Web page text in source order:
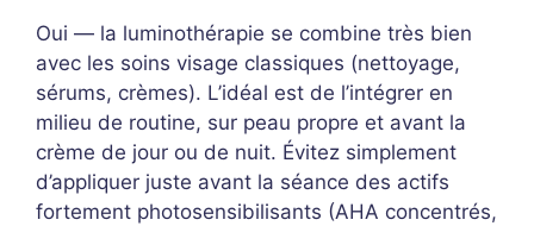
Oui — la luminothérapie se combine très bien
avec les soins visage classiques (nettoyage,
sérums, crèmes). L’idéal est de l’intégrer en
milieu de routine, sur peau propre et avant la
crème de jour ou de nuit. Évitez simplement
d’appliquer juste avant la séance des actifs
fortement photosensibilisants (AHA concentrés,